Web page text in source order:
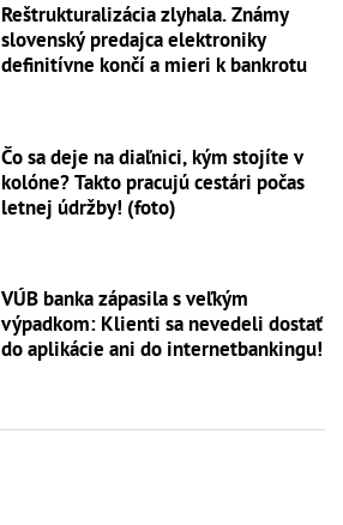
Reštrukturalizácia zlyhala. Známy
slovenský predajca elektroniky
definitívne končí a mieri k bankrotu
Čo sa deje na diaľnici, kým stojíte v
kolóne? Takto pracujú cestári počas
letnej údržby! (foto)
VÚB banka zápasila s veľkým
výpadkom: Klienti sa nevedeli dostať
do aplikácie ani do internetbankingu!